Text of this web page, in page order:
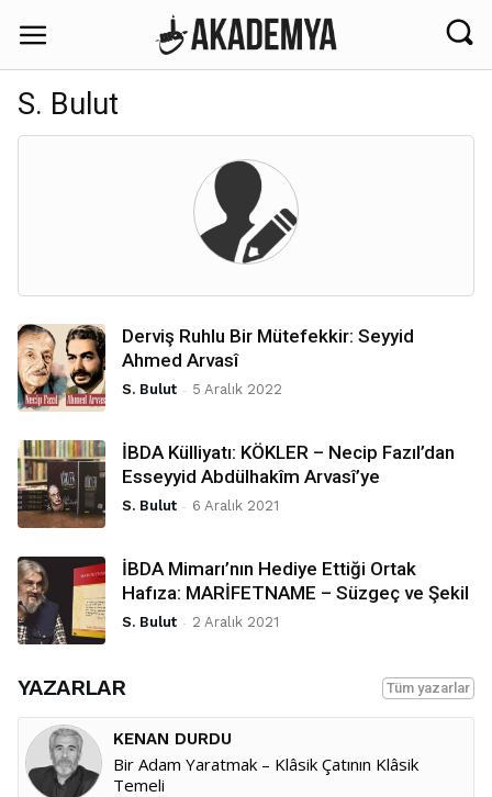
S. Bulut
Derviş Ruhlu Bir Mütefekkir: Seyyid
Ahmed Arvasî
S. Bulut - 5 Aralık 2022
İBDA Külliyatı: KÖKLER – Necip Fazıl’dan
Esseyyid Abdülhakîm Arvasî’ye
S. Bulut - 6 Aralık 2021
İBDA Mimarı’nın Hediye Ettiği Ortak
Hafıza: MARİFETNAME – Süzgeç ve Şekil
S. Bulut - 2 Aralık 2021
YAZARLAR Tüm yazarlar
KENAN DURDU
Bir Adam Yaratmak – Klâsik Çatının Klâsik
Temeli